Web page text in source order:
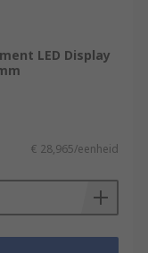
LED Display
€ 28,965/eenheid